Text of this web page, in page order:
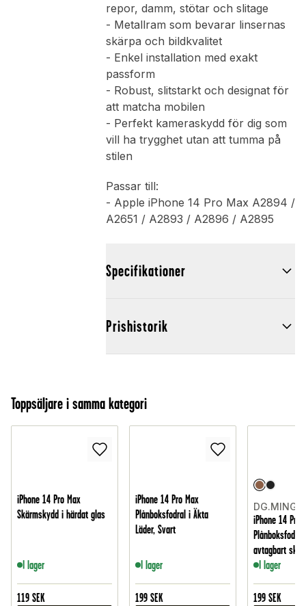
repor, damm, stötar och slitage
- Metallram som bevarar linsernas
skärpa och bildkvalitet
- Enkel installation med exakt
passform
- Robust, slitstarkt och designat för
att matcha mobilen
- Perfekt kameraskydd för dig som
vill ha trygghet utan att tumma på
stilen
Passar till:
- Apple iPhone 14 Pro Max A2894 /
A2651 / A2893 / A2896 / A2895
Specifikationer
Prishistorik
Toppsäljare i samma kategori
iPhone 14 Pro Max
Skärmskydd i härdat glas
I lager
119 SEK
iPhone 14 Pro Max
Plånboksfodral i Äkta
Läder, Svart
I lager
199 SEK
DG.MING
iPhone 14 Pro
avtagbart
I lager
199 SEK